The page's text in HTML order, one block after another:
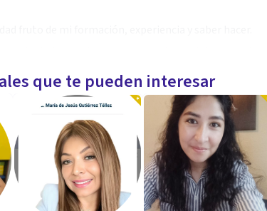
otros profesionales en función de las necesidades
sobre su experiencia son a la vez garante y
y dirigido a la excelencia.
que te pueden interesar